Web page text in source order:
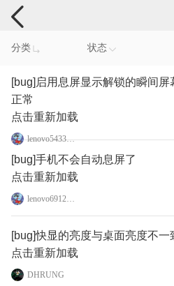
手机反馈
分类 状态
[bug]启用息屏显示解锁的瞬间
正常
点击重新加载
lenovo54330251
[bug]手机不会自动息屏了
点击重新加载
lenovo69129963
[bug]快显的亮度与桌面亮度不一
点击重新加载
DHRUNG